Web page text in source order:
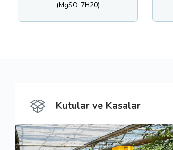
Mono
Kutular ve Kasalar